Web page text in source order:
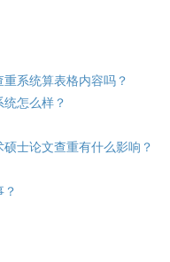
系统算表格内容吗？
怎么样？
士论文查重有什么影响？